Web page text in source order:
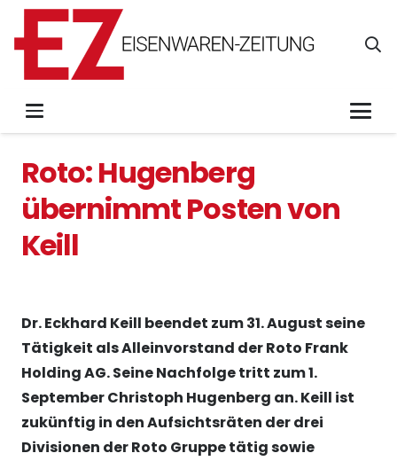
Roto: Hugenberg
übernimmt Posten von
Keill
Dr. Eckhard Keill beendet zum 31. August seine
Tätigkeit als Alleinvorstand der Roto Frank
Holding AG. Seine Nachfolge tritt zum 1.
September Christoph Hugenberg an. Keill ist
zukünftig in den Aufsichtsräten der drei
Divisionen der Roto Gruppe tätig sowie